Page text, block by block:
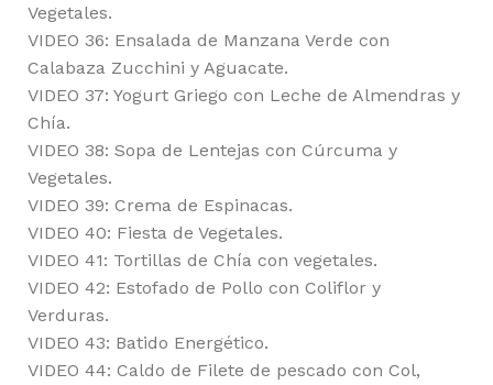
Vegetales.
VIDEO 36: Ensalada de Manzana Verde con
Calabaza Zucchini y Aguacate.
VIDEO 37: Yogurt Griego con Leche de Almendras y
Chía.
VIDEO 38: Sopa de Lentejas con Cúrcuma y
Vegetales.
VIDEO 39: Crema de Espinacas.
VIDEO 40: Fiesta de Vegetales.
VIDEO 41: Tortillas de Chía con vegetales.
VIDEO 42: Estofado de Pollo con Coliflor y
Verduras.
VIDEO 43: Batido Energético.
VIDEO 44: Caldo de Filete de pescado con Col,